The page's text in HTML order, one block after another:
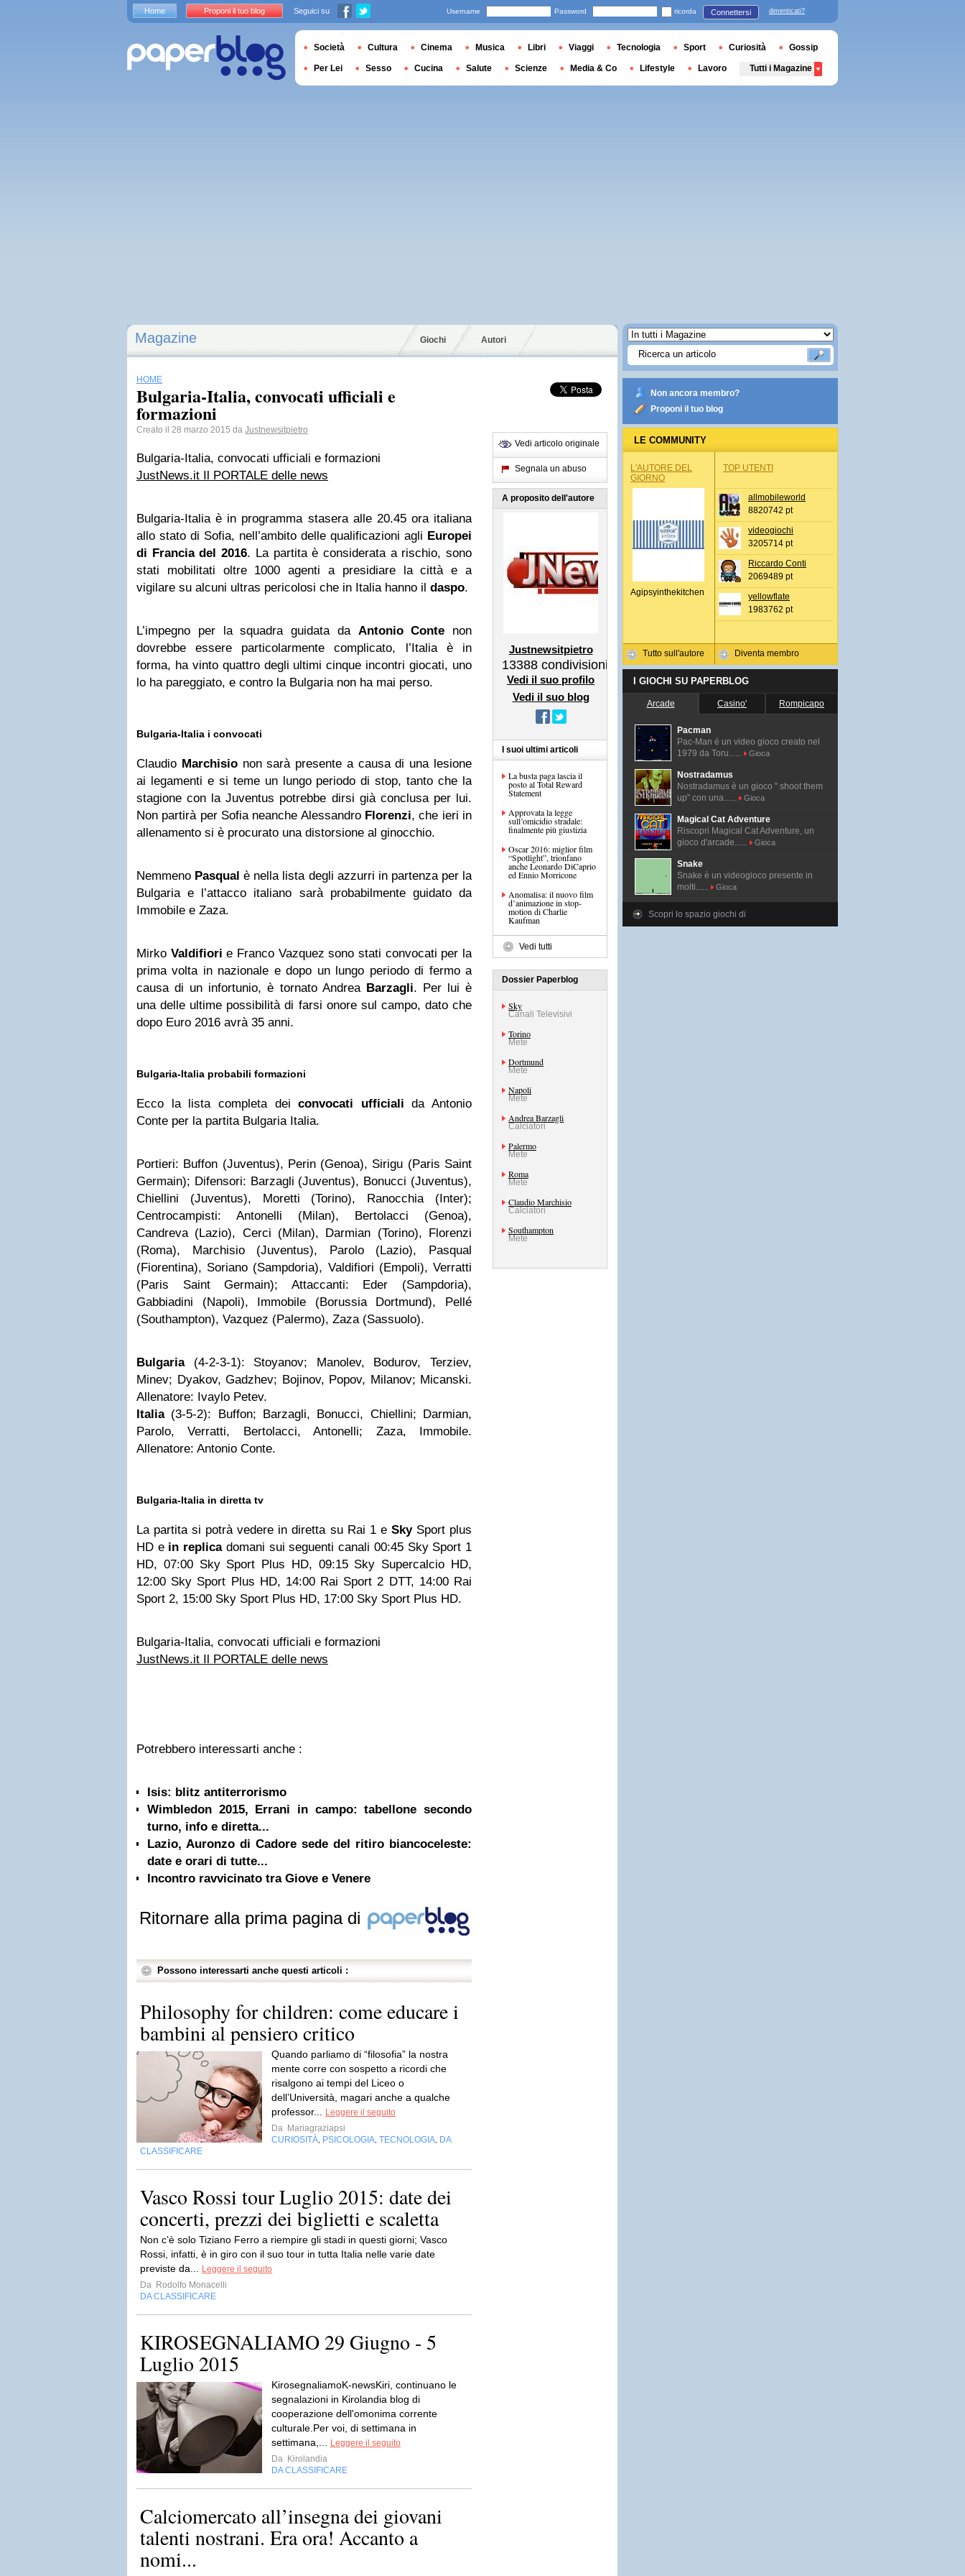
Magazine Giochi Autori
HOME
Bulgaria-Italia, convocati ufficiali e
formazioni
Creato il 28 marzo 2015 da Justnewsitpietro
Bulgaria-Italia, convocati ufficiali e formazioni
JustNews.it Il PORTALE delle news
Bulgaria-Italia è in programma stasera alle 20.45 ora italiana
allo stato di Sofia, nell’ambito delle qualificazioni agli Europei
di Francia del 2016. La partita è considerata a rischio, sono
stati mobilitati oltre 1000 agenti a presidiare la città e a
vigilare su alcuni ultras pericolosi che in Italia hanno il daspo.
L’impegno per la squadra guidata da Antonio Conte non
dovrebbe essere particolarmente complicato, l’Italia è in
forma, ha vinto quattro degli ultimi cinque incontri giocati, uno
lo ha pareggiato, e contro la Bulgaria non ha mai perso.
Bulgaria-Italia i convocati
Claudio Marchisionon sarà presente a causa di una lesione
ai legamenti e si teme un lungo periodo di stop, tanto che la
stagione con la Juventus potrebbe dirsi già conclusa per lui.
Non partirà per Sofia neanche AlessandroFlorenzi, che ieri in
allenamento si è procurato una distorsione al ginocchio.
Nemmeno Pasqual è nella lista degli azzurri in partenza per la
Bulgaria e l’attacco italiano sarà probabilmente guidato da
Immobile e Zaza.
Mirko Valdifiori e Franco Vazquez sono stati convocati per la
prima volta in nazionale e dopo un lungo periodo di fermo a
causa di un infortunio, è tornato Andrea Barzagli. Per lui è
una delle ultime possibilità di farsi onore sul campo, dato che
dopo Euro 2016 avrà 35 anni.
Bulgaria-Italia probabili formazioni
Ecco la lista completa deiconvocati ufficiali da Antonio
Conte per la partita Bulgaria Italia.
Portieri: Buffon (Juventus), Perin (Genoa), Sirigu (Paris Saint
Germain); Difensori: Barzagli (Juventus), Bonucci (Juventus),
Chiellini (Juventus), Moretti (Torino), Ranocchia (Inter);
Centrocampisti: Antonelli (Milan), Bertolacci (Genoa),
Candreva (Lazio), Cerci (Milan), Darmian (Torino), Florenzi
(Roma), Marchisio (Juventus), Parolo (Lazio), Pasqual
(Fiorentina), Soriano (Sampdoria), Valdifiori (Empoli), Verratti
(Paris Saint Germain); Attaccanti: Eder (Sampdoria),
Gabbiadini (Napoli), Immobile (Borussia Dortmund), Pellé
(Southampton), Vazquez (Palermo), Zaza (Sassuolo).
Bulgaria(4-2-3-1): Stoyanov; Manolev, Bodurov, Terziev,
Minev; Dyakov, Gadzhev; Bojinov, Popov, Milanov; Micanski.
Allenatore: Ivaylo Petev.
Italia(3-5-2): Buffon; Barzagli, Bonucci, Chiellini; Darmian,
Parolo, Verratti, Bertolacci, Antonelli; Zaza, Immobile.
Allenatore: Antonio Conte.
Bulgaria-Italia in diretta tv
La partita si potrà vedere in diretta su Rai 1 e SkySport plus
HD e in replicadomani sui seguenti canali 00:45 Sky Sport 1
HD, 07:00 Sky Sport Plus HD, 09:15 Sky Supercalcio HD,
12:00 Sky Sport Plus HD, 14:00 Rai Sport 2 DTT, 14:00 Rai
Sport 2, 15:00 Sky Sport Plus HD, 17:00 Sky Sport Plus HD.
Bulgaria-Italia, convocati ufficiali e formazioni
JustNews.it Il PORTALE delle news
Potrebbero interessarti anche :
Isis: blitz antiterrorismo
Wimbledon 2015, Errani in campo: tabellone secondo
turno, info e diretta...
Lazio, Auronzo di Cadore sede del ritiro biancoceleste:
date e orari di tutte...
Incontro ravvicinato tra Giove e Venere
Ritornare alla prima pagina di
Possono interessarti anche questi articoli :
Philosophy for children: come educare i
bambini al pensiero critico
Quando parliamo di “filosofia” la nostra
mente corre con sospetto a ricordi che
risalgono ai tempi del Liceo o
dell’Università, magari anche a qualche
professor...
Leggere il seguito
Da Mariagraziapsi
CURIOSITÀ PSICOLOGIA TECNOLOGIA DA
CLASSIFICARE
Vasco Rossi tour Luglio 2015: date dei
concerti, prezzi dei biglietti e scaletta
Non c’è solo Tiziano Ferro a riempire gli stadi in questi giorni; Vasco
Rossi, infatti, è in giro con il suo tour in tutta Italia nelle varie date
previste da...
Leggere il seguito
Da Rodolfo Monacelli
DA CLASSIFICARE
KIROSEGNALIAMO 29 Giugno - 5
Luglio 2015
KirosegnaliamoK-newsKiri, continuano le
segnalazioni in Kirolandia blog di
cooperazione dell'omonima corrente
culturale.Per voi, di settimana in
settimana,...
Leggere il seguito
Da Kirolandia
DA CLASSIFICARE
Calciomercato all’insegna dei giovani
talenti nostrani. Era ora! Accanto a
nomi...
Vedi articolo originale
Segnala un abuso
A proposito dell'autore
Justnewsitpietro
13388 condivisioni
Vedi il suo profilo
Vedi il suo blog
I suoi ultimi articoli
La busta paga lascia il
posto al Total Reward
Statement
Approvata la legge
sull’omicidio stradale:
finalmente più giustizia
Oscar 2016: miglior film
“Spotlight”, trionfano
anche Leonardo DiCaprio
ed Ennio Morricone
Anomalisa: il nuovo film
d’animazione in stop-
motion di Charlie
Kaufman
Vedi tutti
Dossier Paperblog
Sky
Canali Televisivi
Torino
Mete
Dortmund
Mete
Napoli
Mete
Andrea Barzagli
Calciatori
Palermo
Mete
Roma
Mete
Claudio Marchisio
Calciatori
Southampton
Mete
Non ancora membro?
Proponi il tuo blog
LE COMMUNITY
L'AUTORE DEL
GIORNO
Agipsyinthekitchen
Tutto sull'autore
TOP UTENTI
allmobileworld
8820742 pt
videogiochi
3205714 pt
Riccardo Conti
2069489 pt
yellowflate
1983762 pt
Diventa membro
I GIOCHI SU PAPERBLOG
Arcade Casino' Rompicapo
Pacman
Pac-Man é un video gioco creato nel
1979 da Toru......
Gioca
Nostradamus
Nostradamus è un gioco " shoot them
up" con una......
Gioca
Magical Cat Adventure
Riscopri Magical Cat Adventure, un
gioco d'arcade......
Gioca
Snake
Snake è un videogioco presente in
molti......
Gioca
Scopri lo spazio giochi di
Home Proponi il tuo blog Seguici su Username Password ricorda Connettersi dimenticati?
Società Cultura Cinema Musica Libri Viaggi Tecnologia Sport Curiosità Gossip
Per Lei Sesso Cucina Salute Scienze Media & Co Lifestyle Lavoro Tutti i Magazine